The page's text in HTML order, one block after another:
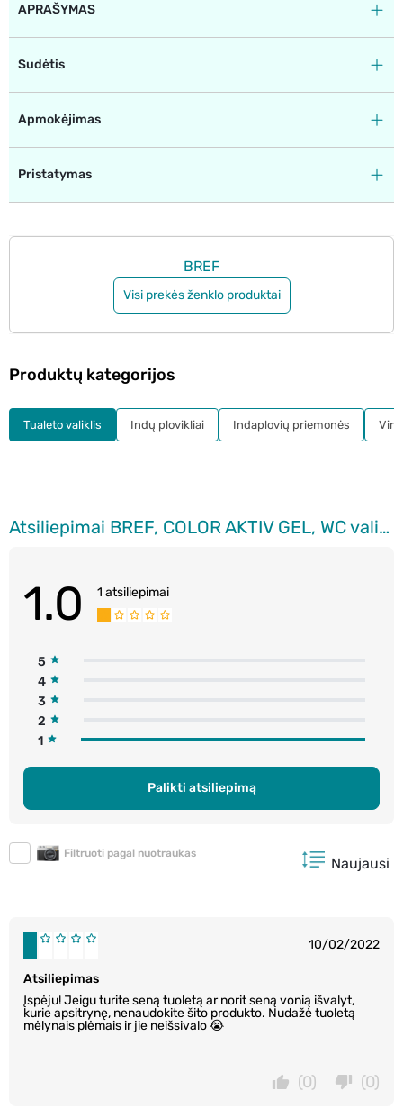
APRAŠYMAS
Sudėtis
Apmokėjimas
Pristatymas
BREF
Visi prekės ženklo produktai
Atsiliepimai BREF, COLOR AKTIV GEL, WC valiklis, 700 ml
1.0 1 atsiliepimai
5
4
3
2
1
Palikti atsiliepimą
Filtruoti pagal nuotraukas
Naujausi
10/02/2022
Atsiliepimas
Įspėju! Jeigu turite seną tuoletą ar norit seną vonią išvalyt,
kurie apsitrynę, nenaudokite šito produkto. Nudažė tuoletą
mėlynais plėmais ir jie neišsivalo 😭
(0)
(0)
Produktų kategorijos
Tualeto valiklis Indų plovikliai Indaplovių priemonės